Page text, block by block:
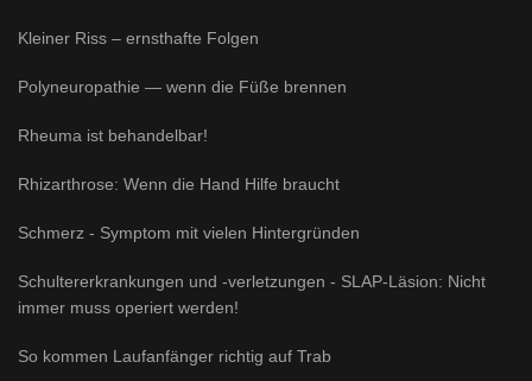
Kleiner Riss – ernsthafte Folgen
Polyneuropathie — wenn die Füße brennen
Rheuma ist behandelbar!
Rhizarthrose: Wenn die Hand Hilfe braucht
Schmerz - Symptom mit vielen Hintergründen
Schultererkrankungen und -verletzungen - SLAP-Läsion: Nicht
immer muss operiert werden!
So kommen Laufanfänger richtig auf Trab